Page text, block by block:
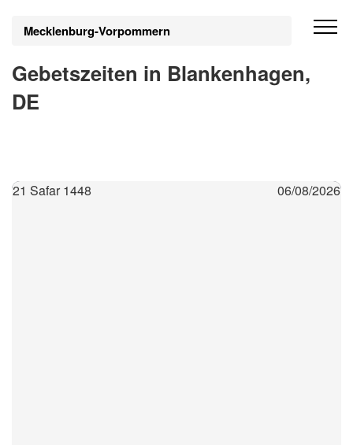
Mecklenburg-Vorpommern
Gebetszeiten in Blankenhagen,
DE
21 Safar 1448 06/08/2026